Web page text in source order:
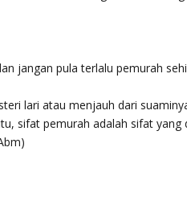
jangan pula terlalu pemurah
lari atau menjauh dari
sifat pemurah adalah sifat yang